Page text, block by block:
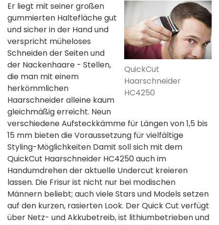
QuickCut
Haarschneider
HC4250
Er liegt mit seiner großen
gummierten Haltefläche gut
und sicher in der Hand und
verspricht müheloses
Schneiden der Seiten und
der Nackenhaare - Stellen,
die man mit einem
herkömmlichen
Haarschneider alleine kaum
gleichmäßig erreicht. Neun
verschiedene Aufsteckkämme für Längen von 1,5 bis
15 mm bieten die Voraussetzung für vielfältige
Styling-Möglichkeiten Damit soll sich mit dem
QuickCut Haarschneider HC4250 auch im
Handumdrehen der aktuelle Undercut kreieren
lassen. Die Frisur ist nicht nur bei modischen
Männern beliebt; auch viele Stars und Models setzen
auf den kurzen, rasierten Look. Der Quick Cut verfügt
über Netz- und Akkubetreib, ist lithiumbetrieben und